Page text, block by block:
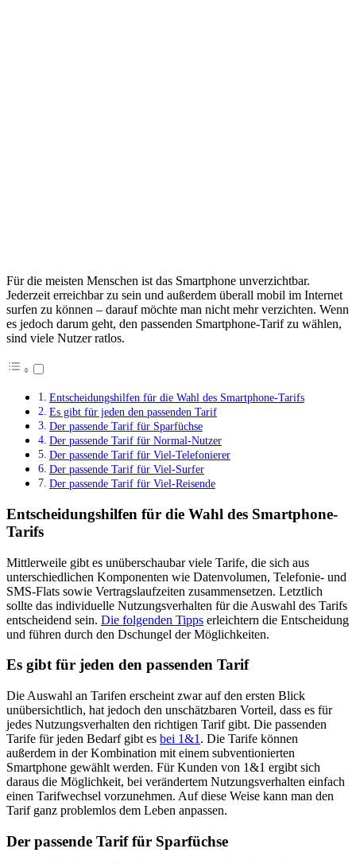
Für die meisten Menschen ist das Smartphone unverzichtbar.
Jederzeit erreichbar zu sein und außerdem überall mobil im Internet
surfen zu können – darauf möchte man nicht mehr verzichten. Wenn
es jedoch darum geht, den passenden Smartphone-Tarif zu wählen,
sind viele Nutzer ratlos.
Entscheidungshilfen für die Wahl des Smartphone-Tarifs
Es gibt für jeden den passenden Tarif
Der passende Tarif für Sparfüchse
Der passende Tarif für Normal-Nutzer
Der passende Tarif für Viel-Telefonierer
Der passende Tarif für Viel-Surfer
Der passende Tarif für Viel-Reisende
Entscheidungshilfen für die Wahl des Smartphone-
Tarifs
Mittlerweile gibt es unüberschaubar viele Tarife, die sich aus
unterschiedlichen Komponenten wie Datenvolumen, Telefonie- und
SMS-Flats sowie Vertragslaufzeiten zusammensetzen. Letztlich
sollte das individuelle Nutzungsverhalten für die Auswahl des Tarifs
entscheidend sein. Die folgenden Tipps erleichtern die Entscheidung
und führen durch den Dschungel der Möglichkeiten.
Es gibt für jeden den passenden Tarif
Die Auswahl an Tarifen erscheint zwar auf den ersten Blick
unübersichtlich, hat jedoch den unschätzbaren Vorteil, dass es für
jedes Nutzungsverhalten den richtigen Tarif gibt. Die passenden
Tarife für jeden Bedarf gibt es bei 1&1 . Die Tarife können
außerdem in der Kombination mit einem subventionierten
Smartphone gewählt werden. Für Kunden von 1&1 ergibt sich
daraus die Möglichkeit, bei verändertem Nutzungsverhalten einfach
einen Tarifwechsel vorzunehmen. Auf diese Weise kann man den
Tarif ganz problemlos dem Leben anpassen.
Der passende Tarif für Sparfüchse